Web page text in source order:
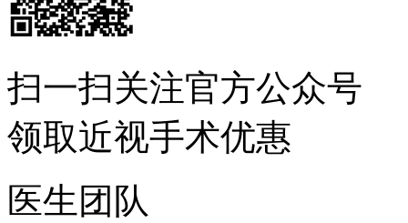
扫一扫关注官方公众号
领取近视手术优惠
医生团队